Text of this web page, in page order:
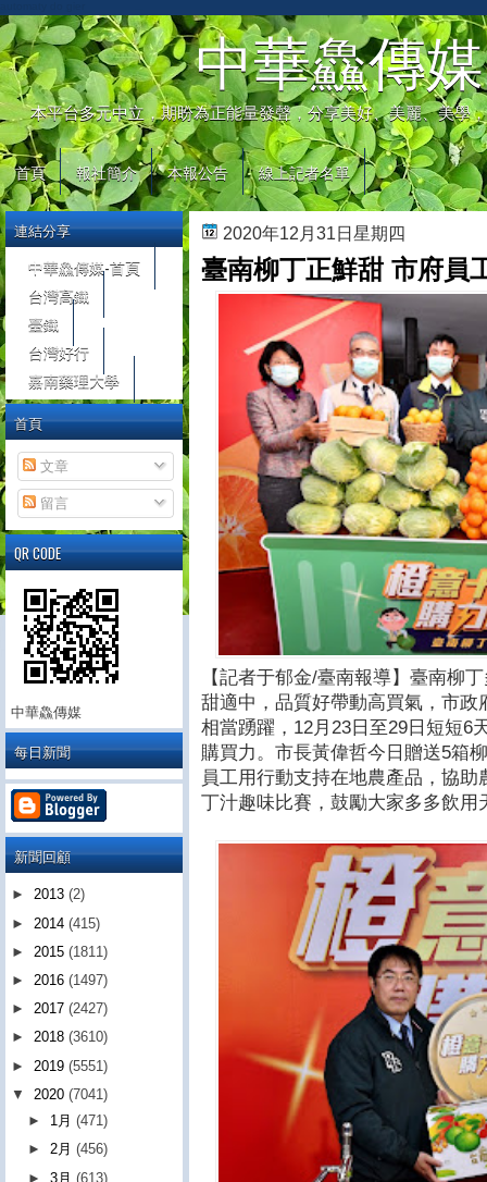
中華鱻傳媒
本平台多元中立，期盼為正能量發聲，分享美好、美麗、美學
首頁 報社簡介 本報公告 線上記者名單
2020年12月31日星期四
臺南柳丁正鮮甜 市府員
【記者于郁金/臺南報導】臺南柳
甜適中，品質好帶動高買氣，市
相當踴躍，12月23日至29日短短6
購買力。市長黃偉哲今日贈送5箱
員工用行動支持在地農產品，協
丁汁趣味比賽，鼓勵大家多多飲用
連結分享
中華鱻傳媒-首頁
台灣高鐵
臺鐵
台灣好行
嘉南藥理大學
首頁
文章
留言
QR CODE
中華鱻傳媒
每日新聞
新聞回顧
► 2013 (2)
► 2014 (415)
► 2015 (1811)
► 2016 (1497)
► 2017 (2427)
► 2018 (3610)
► 2019 (5551)
▼ 2020 (7041)
► 1月(471)
►2月(456)
►3月(613)